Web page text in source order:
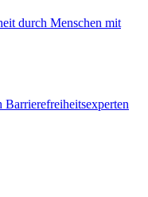
durch Menschen mit